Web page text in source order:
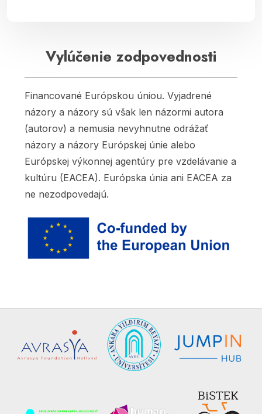
Vylúčenie zodpovednosti
Financované Európskou úniou. Vyjadrené
názory a názory sú však len názormi autora
(autorov) a nemusia nevyhnutne odrážať
názory a názory Európskej únie alebo
Európskej výkonnej agentúry pre vzdelávanie a
kultúru (EACEA). Európska únia ani EACEA za
ne nezodpovedajú.